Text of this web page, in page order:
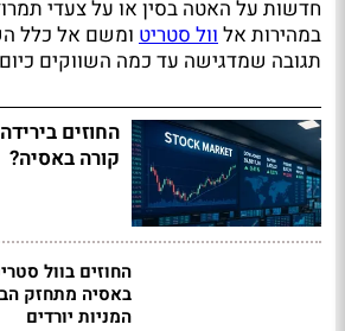
חדשות על האטה בסין או על צעדי
במהירות אלוול סטריט ומשם אל כלל
תגובה שמדגישה עד כמה השווקים
קורה באסיה?
החוזים בוול
באסיה מתחזק
המניות יורדים